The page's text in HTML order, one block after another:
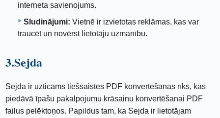
interneta savienojums.
Sludinājumi: Vietnē ir izvietotas reklāmas, kas var
traucēt un novērst lietotāju uzmanību.
3.Sejda
Sejda ir uzticams tiešsaistes PDF konvertēšanas rīks, kas
piedāvā īpašu pakalpojumu krāsainu konvertēšanai PDF
failus pelēktoņos. Papildus tam, ka Sejda ir lietotājam